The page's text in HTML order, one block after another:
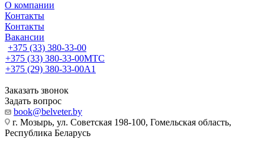
О компании
Контакты
Контакты
Вакансии
+375 (33) 380-33-00
+375 (33) 380-33-00МТС
+375 (29) 380-33-00А1
Заказать звонок
Задать вопрос
book@belveter.by
г. Мозырь, ул. Советская 198-100, Гомельская область,
Республика Беларусь